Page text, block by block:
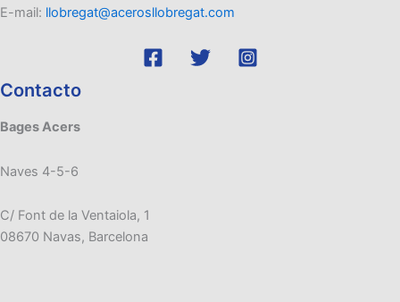
E-mail: llobregat@acerosllobregat.com
Contacto
Bages Acers
Naves 4-5-6
C/ Font de la Ventaiola, 1
08670 Navas, Barcelona